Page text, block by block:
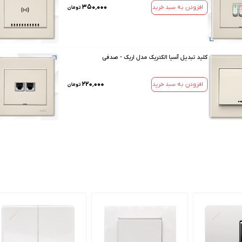
افزودن به سبد خرید ۳۵۰٬۰۰۰ تومان
کلید تبدیل آسیا الکتریک مدل اریک - صدفی
افزودن به سبد خرید ۲۲۰٬۰۰۰ تومان